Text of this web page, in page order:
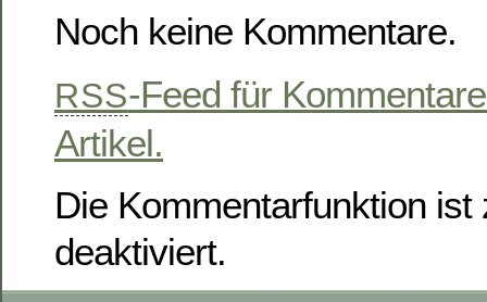
Noch keine Kommentare.
RSS-Feed für
Artikel.
Die Kommentarfunktion ist
deaktiviert.